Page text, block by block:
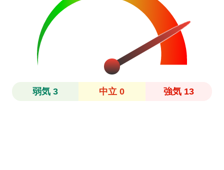
弱気 3 中立 0 強気 13